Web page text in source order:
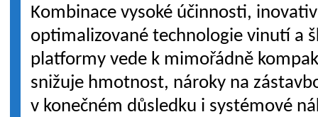
Kombinace vysoké účinnosti,
optimalizované technologie vinutí a
platformy vede k mimořádně
snižuje hmotnost, nároky na
v konečném důsledku i systémové